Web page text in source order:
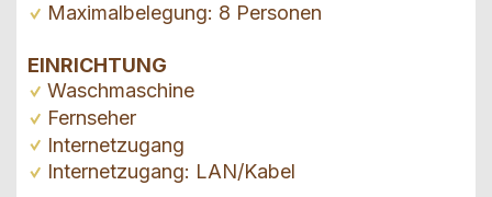
Maximalbelegung: 8 Personen
EINRICHTUNG
Waschmaschine
Fernseher
Internetzugang
Internetzugang: LAN/Kabel